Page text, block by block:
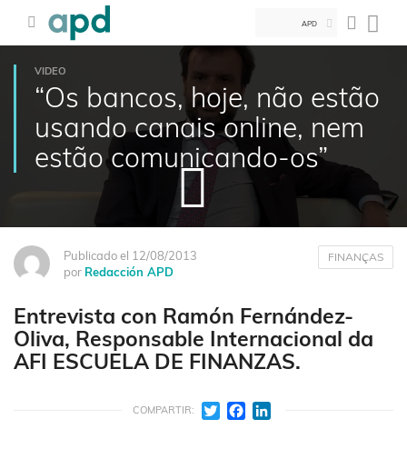
APD
VIDEO
“Os bancos, hoje, não estão
usando canais online, nem
estão comunicando-os”
Publicado el 12/08/2013
por Redacción APD
FINANÇAS
Entrevista con Ramón Fernández-
Oliva, Responsable Internacional da
AFI ESCUELA DE FINANZAS.
COMPARTIR: TwitterFacebook